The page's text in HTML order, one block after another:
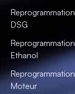
Reprogrammation
DSG
Reprogrammation
Ethanol
Reprogrammation
Moteur